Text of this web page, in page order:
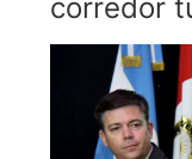
corredor